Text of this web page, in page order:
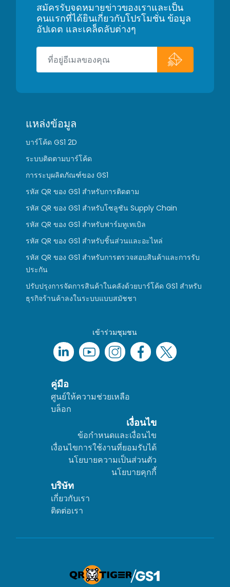
สมัครรับจดหมายข่าวของเราและเป็น
คนแรกที่ได้ยินเกี่ยวกับโปรโมชั่น ข้อมูล
อัปเดต และเคล็ดลับต่างๆ
แหล่งข้อมูล
บาร์โค้ด GS1 2D
ระบบติดตามบาร์โค้ด
การระบุผลิตภัณฑ์ของ GS1
รหัส QR ของ GS1 สำหรับการติดตาม
รหัส QR ของ GS1 สำหรับโซลูชัน Supply Chain
รหัส QR ของ GS1 สำหรับฟาร์มทูเทเบิล
รหัส QR ของ GS1 สำหรับชิ้นส่วนและอะไหล่
รหัส QR ของ GS1 สำหรับการตรวจสอบสินค้าและการรับ
ประกัน
ปรับปรุงการจัดการสินค้าในคลังด้วยบาร์โค้ด GS1 สำหรับ
ธุรกิจร้านค้าลงในระบบแบบสมัชชา
เข้าร่วมชุมชน
คู่มือ
ศูนย์ให้ความช่วยเหลือ
บล็อก
เงื่อนไข
ข้อกำหนดและเงื่อนไข
เงื่อนไขการใช้งานที่ยอมรับได้
นโยบายความเป็นส่วนตัว
นโยบายคุกกี้
บริษัท
เกี่ยวกับเรา
ติดต่อเรา